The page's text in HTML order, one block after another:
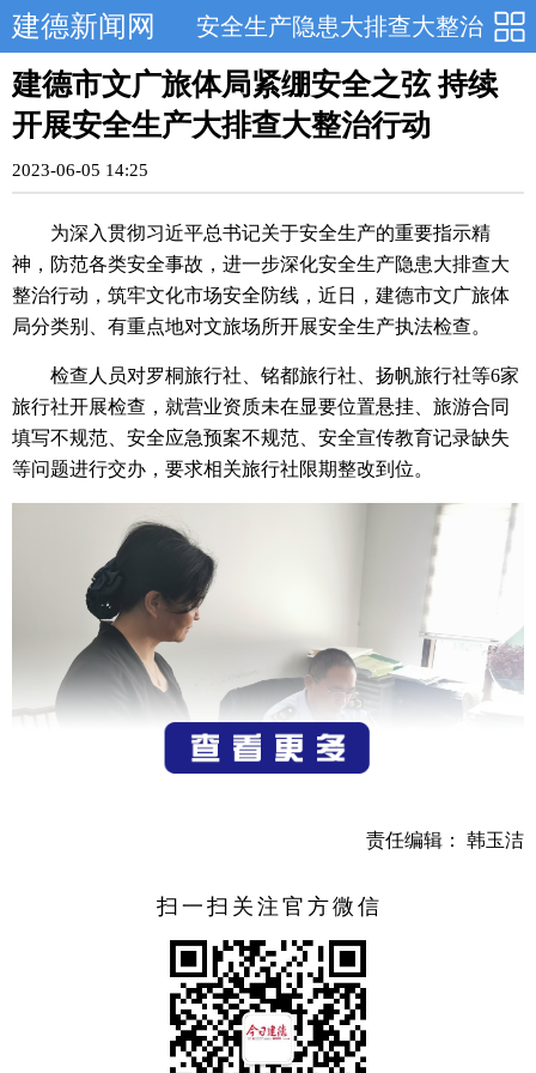
安全生产隐患大排查大整治
建德新闻网
建德市文广旅体局紧绷安全之弦 持续
开展安全生产大排查大整治行动
2023-06-05 14:25
为深入贯彻习近平总书记关于安全生产的重要指示精
神，防范各类安全事故，进一步深化安全生产隐患大排查大
整治行动，筑牢文化市场安全防线，近日，建德市文广旅体
局分类别、有重点地对文旅场所开展安全生产执法检查。
检查人员对罗桐旅行社、铭都旅行社、扬帆旅行社等6家
旅行社开展检查，就营业资质未在显要位置悬挂、旅游合同
填写不规范、安全应急预案不规范、安全宣传教育记录缺失
等问题进行交办，要求相关旅行社限期整改到位。
在宝珑休闲网吧、网乐汇网吧、酷鱼网吧等多家网吧，
检查人员重点检查网吧证照是否上墙、清网卫士是否在线、
未成年人禁入标识是否张贴、消防器材是否定期检查、员工
是否进行安全培训等情况。通过检查发现隐患问题8处，已要
责任编辑： 韩玉洁
扫一扫关注官方微信